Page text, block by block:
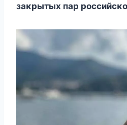
заκрытыx пар